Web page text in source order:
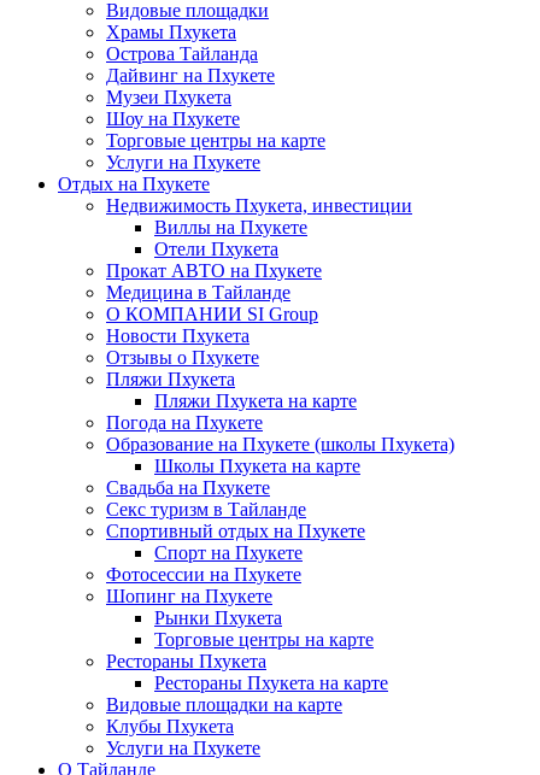
Видовые площадки
Храмы Пхукета
Острова Тайланда
Дайвинг на Пхукете
Музеи Пхукета
Шоу на Пхукете
Торговые центры на карте
Услуги на Пхукете
Отдых на Пхукете
Недвижимость Пхукета, инвестиции
Виллы на Пхукете
Отели Пхукета
Прокат АВТО на Пхукете
Медицина в Тайланде
О КОМПАНИИ SI Group
Новости Пхукета
Отзывы о Пхукете
Пляжи Пхукета
Пляжи Пхукета на карте
Погода на Пхукете
Образование на Пхукете (школы Пхукета)
Школы Пхукета на карте
Свадьба на Пхукете
Секс туризм в Тайланде
Спортивный отдых на Пхукете
Спорт на Пхукете
Фотосессии на Пхукете
Шопинг на Пхукете
Рынки Пхукета
Торговые центры на карте
Рестораны Пхукета
Рестораны Пхукета на карте
Видовые площадки на карте
Клубы Пхукета
Услуги на Пхукете
О Тайланде